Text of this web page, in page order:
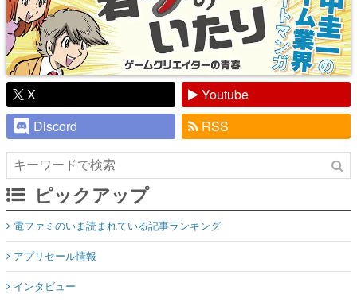
X
Youtube
Discord
RSS
ピックアップ
電ファミのいま読まれている記事ランキング
アプリセール情報
インタビュー